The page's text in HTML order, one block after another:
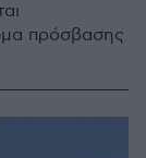
πρόσβασης